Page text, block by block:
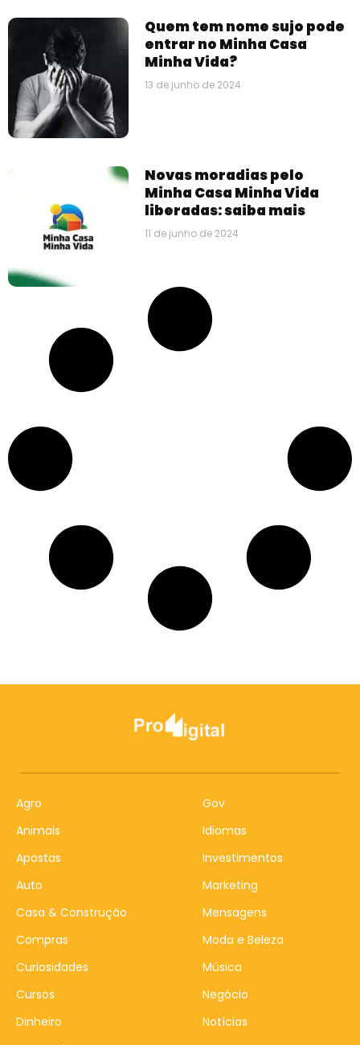
Quem tem nome sujo pode
entrar no Minha Casa
Minha Vida?
13 de junho de 2024
Novas moradias pelo
Minha Casa Minha Vida
liberadas: saiba mais
11 de junho de 2024
Agro
Animais
Apostas
Auto
Casa & Construção
Compras
Curiosidades
Cursos
Dinheiro
Gov
Idiomas
Investimentos
Marketing
Mensagens
Moda e Beleza
Música
Negócio
Notícias